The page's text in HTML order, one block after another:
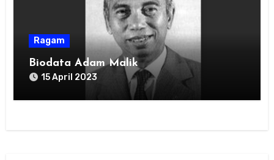
Ragam
Biodata Adam Malik
15 April 2023